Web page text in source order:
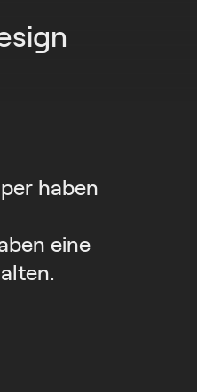
haben
eine